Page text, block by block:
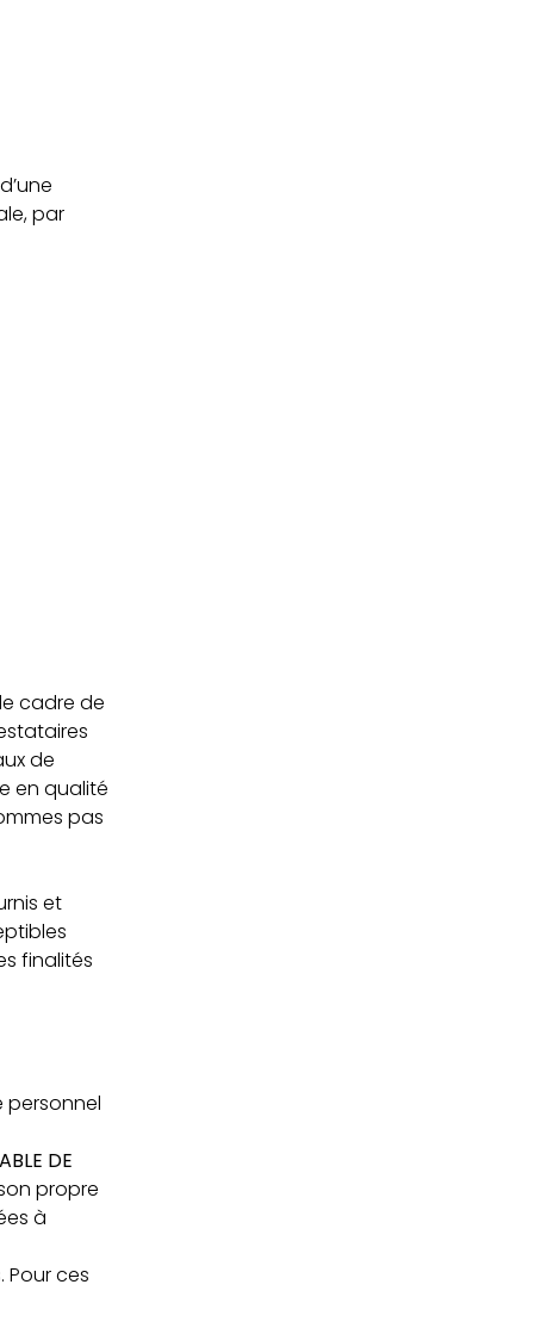
par
cadre de
de
en qualité
pas
et
finalités
DE
propre
à
ces